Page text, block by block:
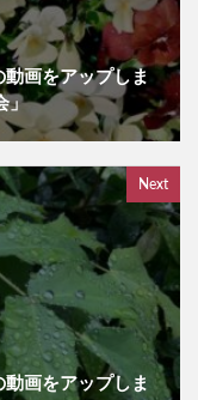
画をアップしま
」
Next
画をアップしま